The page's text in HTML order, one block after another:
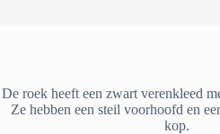
De roek heeft een zwart verenkleed
Ze hebben een steil voorhoofd en
kop.